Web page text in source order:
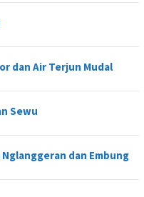
dan Air Terjun Mudal
Sewu
dan Embung